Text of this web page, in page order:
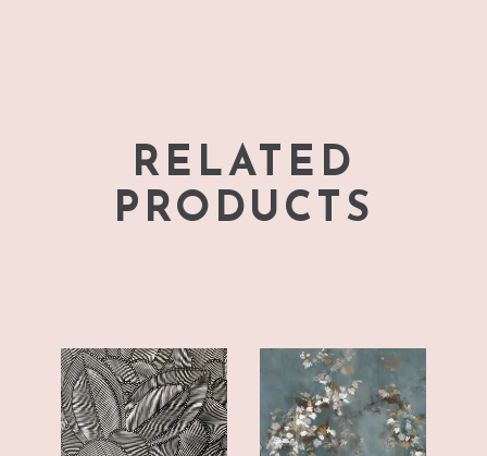
RELATED
PRODUCTS